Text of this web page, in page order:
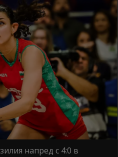
напред с 4:0 в